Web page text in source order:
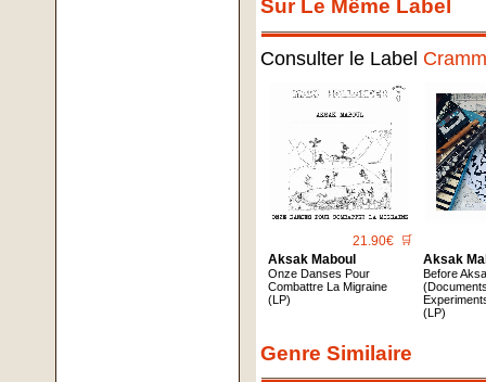
Sur Le Même Label
Consulter le Label
21.90€ 🛒
Aksak Maboul
Onze Danses Pour
Combattre La Migraine
(LP)
Aksak
Before
(LP)
Genre Similaire